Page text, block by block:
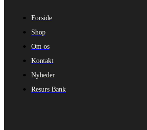
Forside
Shop
Om os
Kontakt
Nyheder
Resurs Bank